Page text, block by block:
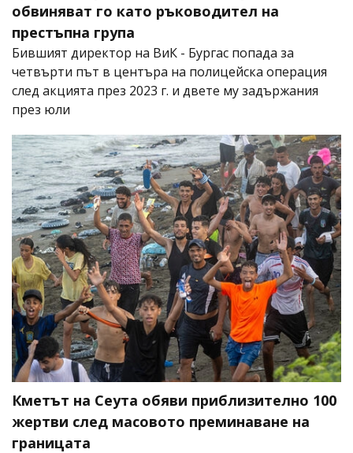
обвиняват го като ръководител на
престъпна група
Бившият директор на ВиК - Бургас попада за
четвърти път в центъра на полицейска операция
след акцията през 2023 г. и двете му задържания
през юли
Кметът на Сеута обяви приблизително 100
жертви след масовото преминаване на
границата